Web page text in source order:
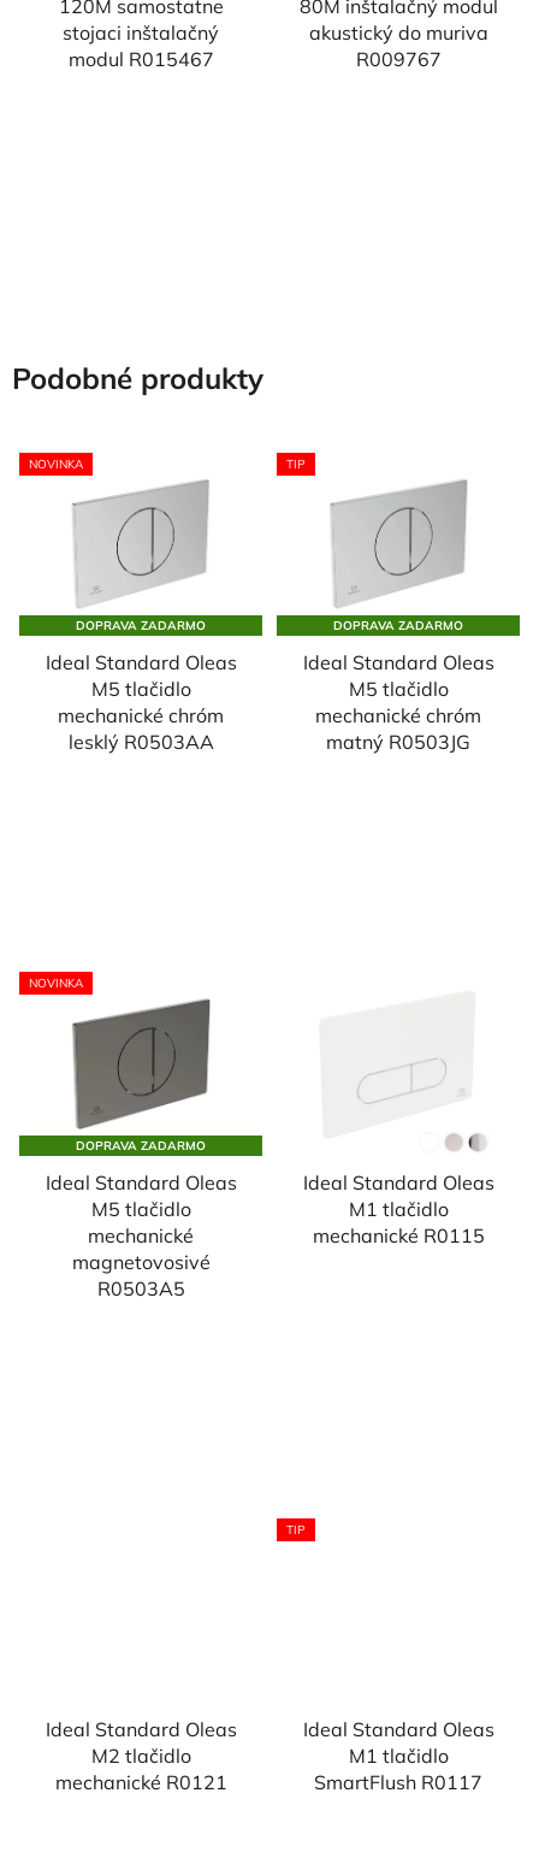
120M samostatne
stojaci inštalačný
modul R015467
80M inštalačný modul
akustický do muriva
R009767
Podobné produkty
NOVINKA
DOPRAVA ZADARMO
Ideal Standard Oleas
M5 tlačidlo
mechanické chróm
lesklý R0503AA
TIP
DOPRAVA ZADARMO
Ideal Standard Oleas
M5 tlačidlo
mechanické chróm
matný R0503JG
NOVINKA
DOPRAVA ZADARMO
Ideal Standard Oleas
M5 tlačidlo
mechanické
magnetovosivé
R0503A5
Ideal Standard Oleas
M1 tlačidlo
mechanické R0115
Ideal Standard Oleas
M2 tlačidlo
mechanické R0121
TIP
Ideal Standard Oleas
M1 tlačidlo
SmartFlush R0117